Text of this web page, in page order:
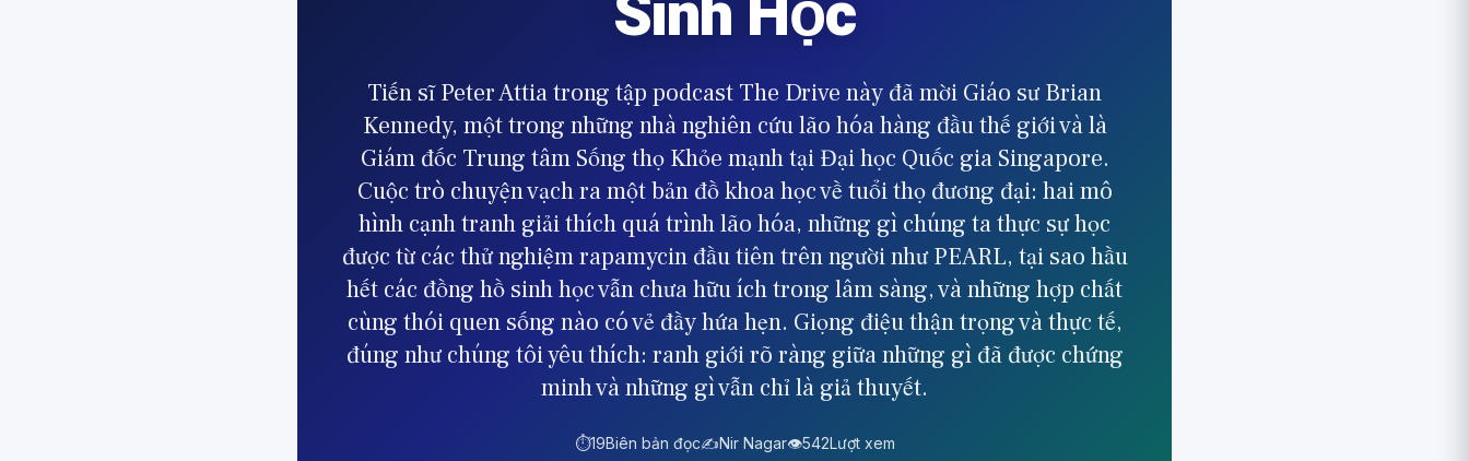
Tiến sĩ Peter Attia trong tập podcast The Drive này đã mời Giáo sư Brian
Kennedy, một trong những nhà nghiên cứu lão hóa hàng đầu thế giới và là
Giám đốc Trung tâm Sống thọ Khỏe mạnh tại Đại học Quốc gia Singapore.
Cuộc trò chuyện vạch ra một bản đồ khoa học về tuổi thọ đương đại: hai mô
hình cạnh tranh giải thích quá trình lão hóa, những gì chúng ta thực sự học
được từ các thử nghiệm rapamycin đầu tiên trên người như PEARL, tại sao hầu
hết các đồng hồ sinh học vẫn chưa hữu ích trong lâm sàng, và những hợp chất
cùng thói quen sống nào có vẻ đầy hứa hẹn. Giọng điệu thận trọng và thực tế,
đúng như chúng tôi yêu thích: ranh giới rõ ràng giữa những gì đã được chứng
minh và những gì vẫn chỉ là giả thuyết.
⏱️19Biên bản đọc✍️Nir Nagar👁️542Lượt xem